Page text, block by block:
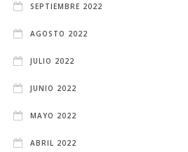
SEPTIEMBRE 2022
AGOSTO 2022
JULIO 2022
JUNIO 2022
MAYO 2022
ABRIL 2022